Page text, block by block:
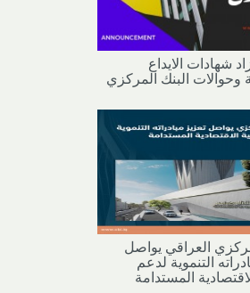
شهادات الايداع
وحوالات البنك المركزي
العراقي يواصل
التنموية لدعم
المستدامة